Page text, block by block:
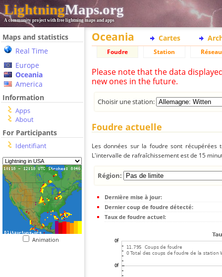
LightningMaps.org
A community project with free lightning maps and apps
Maps and statistics
Real Time
Europe
Oceania
America
Information
Apps
About
For Participants
Identifiant
Animation
Oceania Cartes
Foudre Station Réseau
Please note that the data
new ones in the future.
Choisir une station:
Foudre actuelle
Les données sur la foudre sont
L'intervalle de rafraîchissement est de 15
Région:
Dernière mise à jour:
Dernier coup de foudre détecté:
Taux de foudre actuel: